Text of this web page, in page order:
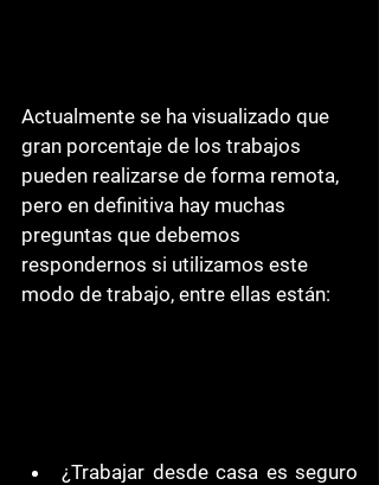
Actualmente se ha visualizado que
gran porcentaje de los trabajos
pueden realizarse de forma remota,
pero en definitiva hay muchas
preguntas que debemos
respondernos si utilizamos este
modo de trabajo, entre ellas están:
¿Trabajar desde casa es seguro